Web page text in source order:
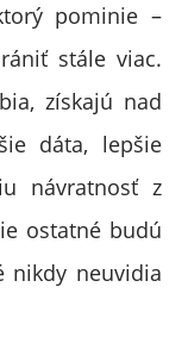
pominie –
stále viac.
získajú nad
dáta, lepšie
návratnosť z
ostatné budú
nikdy neuvidia